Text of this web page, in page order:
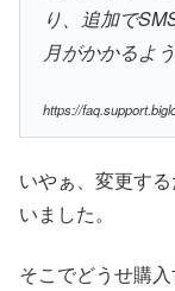
り、追加で
月がかかるよ
https://
いやぁ、変更す
いました。
そこでどうせ購